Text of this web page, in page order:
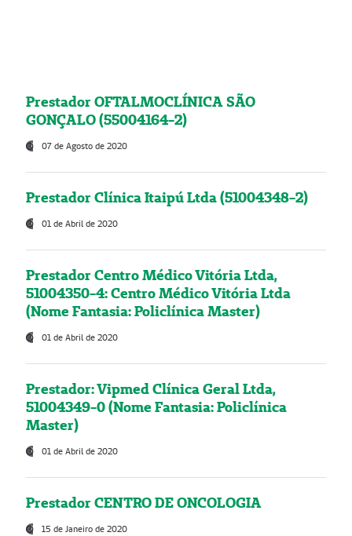
Prestador OFTALMOCLÍNICA SÃO
GONÇALO (55004164-2)
07 de Agosto de 2020
Prestador Clínica Itaipú Ltda (51004348-2)
01 de Abril de 2020
Prestador Centro Médico Vitória Ltda,
51004350-4: Centro Médico Vitória Ltda
(Nome Fantasia: Policlínica Master)
01 de Abril de 2020
Prestador: Vipmed Clínica Geral Ltda,
51004349-0 (Nome Fantasia: Policlínica
Master)
01 de Abril de 2020
Prestador CENTRO DE ONCOLOGIA
15 de Janeiro de 2020